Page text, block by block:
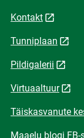
Kontakt
Tunniplaan
Pildigalerii
Virtuaaltuur
Täiskasvanute
Maaelu blogi FB-